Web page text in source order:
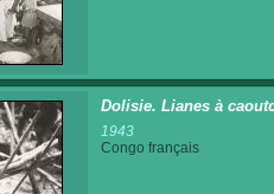
Dolisie. Lianes à
1943
Congo français